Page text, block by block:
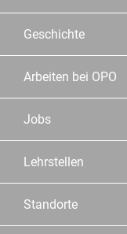
Geschichte
Arbeiten bei OPO
Jobs
Lehrstellen
Standorte